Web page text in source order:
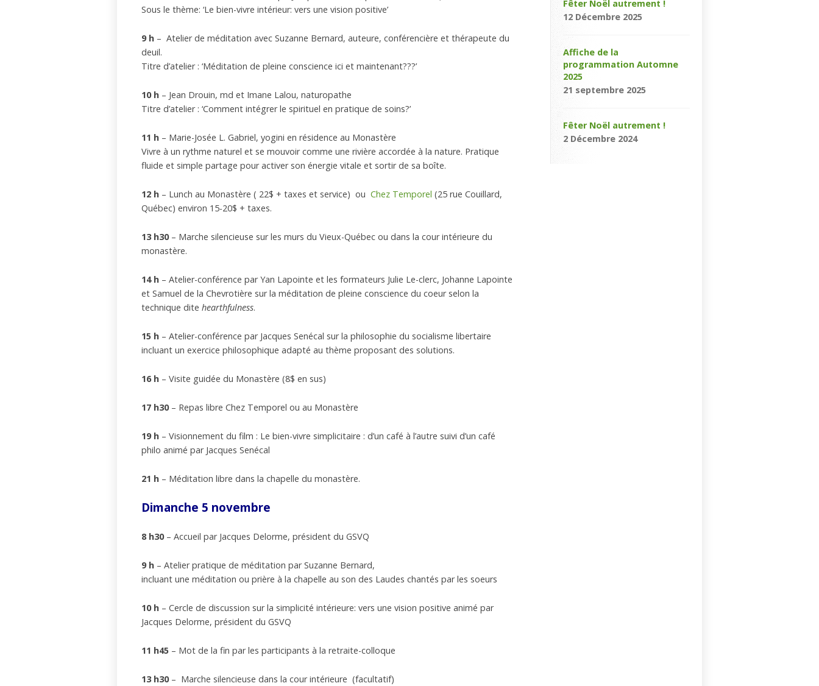
Sous le thème: ‘Le bien-vivre intérieur: vers une vision positive’
9 h – Atelier de méditation avec Suzanne Bernard, auteure, conférencière et thérapeute du
deuil.
Titre d’atelier : ‘Méditation de pleine conscience ici et maintenant???’
10 h – Jean Drouin, md et Imane Lalou, naturopathe
Titre d’atelier : ‘Comment intégrer le spirituel en pratique de soins?’
11 h – Marie-Josée L. Gabriel, yogini en résidence au Monastère
Vivre à un rythme naturel et se mouvoir comme une rivière accordée à la nature. Pratique
fluide et simple partage pour activer son énergie vitale et sortir de sa boîte.
12 h – Lunch au Monastère ( 22$ + taxes et service) ou Chez Temporel (25 rue Couillard,
Québec) environ 15-20$ + taxes.
13 h30– Marche silencieuse sur les murs du Vieux-Québec ou dans la cour intérieure du
monastère.
14 h – Atelier-conférence par Yan Lapointe et les formateurs Julie Le-clerc, Johanne Lapointe
et Samuel de la Chevrotière sur la méditation de pleine conscience du coeur selon la
technique dite hearthfulness.
15 h – Atelier-conférence par Jacques Senécal sur la philosophie du socialisme libertaire
incluant un exercice philosophique adapté au thème proposant des solutions.
16 h – Visite guidée du Monastère (8$ en sus)
17 h30– Repas libre Chez Temporel ou au Monastère
19 h – Visionnement du film : Le bien-vivre simplicitaire : d’un café à l’autre suivi d’un café
philo animé par Jacques Senécal
21 h – Méditation libre dans la chapelle du monastère.
Dimanche 5 novembre
8 h30– Accueil par Jacques Delorme, président du GSVQ
9 h – Atelier pratique de méditation par Suzanne Bernard,
incluant une méditation ou prière à la chapelle au son des Laudes chantés par les soeurs
10 h – Cercle de discussion sur la simplicité intérieure: vers une vision positive animé par
Jacques Delorme, président du GSVQ
11 h45 – Mot de la fin par les participants à la retraite-colloque
13 h30– Marche silencieuse dans la cour intérieure (facultatif)
Fêter Noël autrement !
12 Décembre 2025
Affiche de la
programmation Automne
2025
21 septembre 2025
Fêter Noël autrement !
2 Décembre 2024